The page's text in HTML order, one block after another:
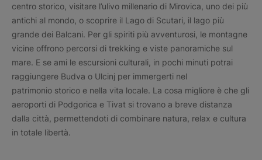
centro storico, visitare l’ulivo millenario di Mirovica, uno dei più
antichi al mondo, o scoprire il Lago di Scutari, il lago più
grande dei Balcani. Per gli spiriti più avventurosi, le montagne
vicine offrono percorsi di trekking e viste panoramiche sul
mare. E se ami le escursioni culturali, in pochi minuti potrai
raggiungere Budva o Ulcinj per immergerti nel
patrimonio storico e nella vita locale. La cosa migliore è che gli
aeroporti di Podgorica e Tivat si trovano a breve distanza
dalla città, permettendoti di combinare natura, relax e cultura
in totale libertà.